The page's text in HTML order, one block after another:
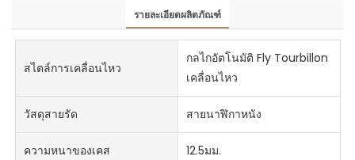
รายละเอียดผลิตภัณฑ์
สไตล์การเคลื่อนไหว
กลไกอัตโนมัติ Fly Tourbillon
เคลื่อนไหว
วัสดุสายรัด สายนาฬิกาหนัง
ความหนาของเคส 12.5มม.